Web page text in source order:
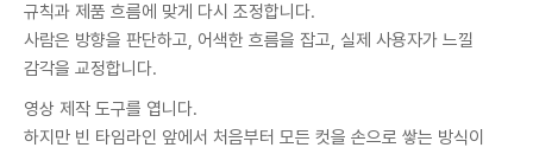
규칙과 제품 흐름에 맞게 다시 조정합니다.
사람은 방향을 판단하고, 어색한 흐름을 잡고, 실제 사용자가 느낄
감각을 교정합니다.
영상 제작 도구를 엽니다.
하지만 빈 타임라인 앞에서 처음부터 모든 컷을 손으로 쌓는 방식이